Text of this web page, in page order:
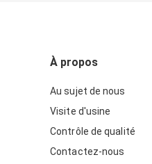
À propos
Au sujet de nous
Visite d'usine
Contrôle de qualité
Contactez-nous